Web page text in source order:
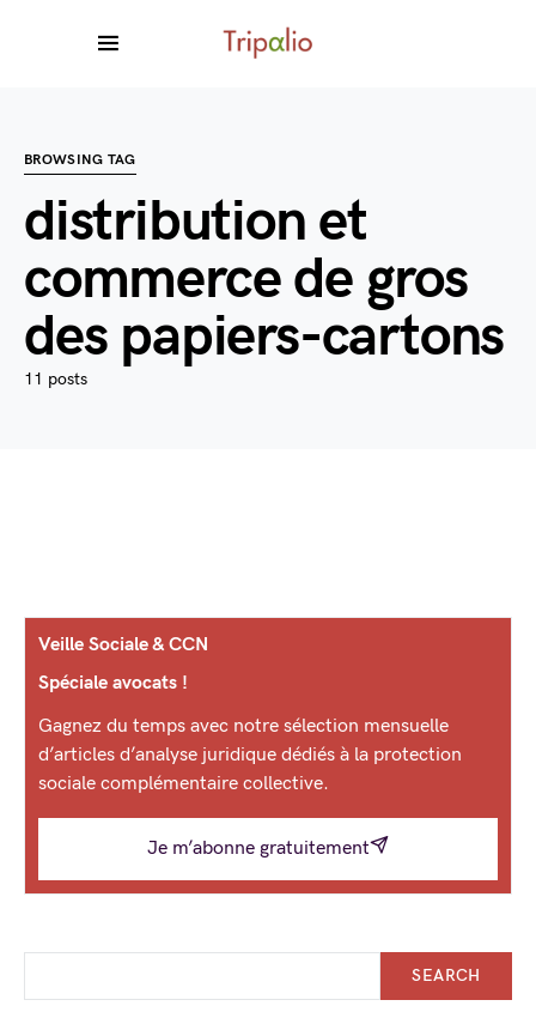
BROWSING TAG
distribution et
commerce de gros
des papiers-cartons
11 posts
Veille Sociale & CCN
Spéciale avocats !
Gagnez du temps avec notre sélection mensuelle
d’articles d’analyse juridique dédiés à la protection
sociale complémentaire collective.
Je m’abonne gratuitement
SEARCH